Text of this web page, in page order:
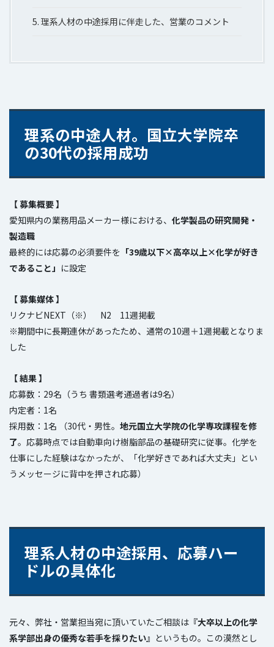
5. 理系人材の中途採用に伴走した、営業のコメント
理系の中途人材。国立大学院卒
の30代の採用成功
【 募集概要 】
愛知県内の業務用品メーカー様における、 化学製品の研究開発・
製造職
最終的には応募の必須要件を 「39歳以下×高卒以上×化学が好き
であること」 に設定
【 募集媒体 】
リクナビNEXT（※） N2 11週掲載
※期間中に長期連休があったため、通常の10週＋1週掲載となりま
した
【 結果 】
応募数：29名（うち 書類選考通過者は9名）
内定者：1名
採用数：1名 （30代・男性。 地元国立大学院の化学専攻課程を修
了。応募時点では自動車向け樹脂部品の基礎研究に従事。化学を
仕事にした経験はなかったが、「化学好きであれば大丈夫」とい
うメッセージに背中を押され応募）
理系人材の中途採用、応募ハー
ドルの具体化
元々、弊社・営業担当宛に頂いていたご相談は 『大卒以上の化学
系学部出身の優秀な若手を採りたい』 というもの。この漠然とし